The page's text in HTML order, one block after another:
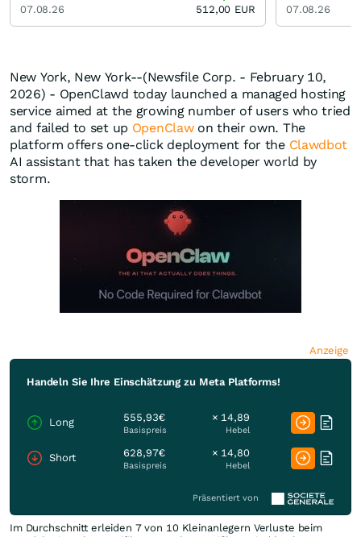
New York, New York--(Newsfile Corp. - February 10,
2026) - OpenClawd today launched a managed hosting
service aimed at the growing number of users who tried
and failed to set up OpenClawon their own. The
platform offers one-click deployment for the Clawdbot
AI assistant that has taken the developer world by
storm.
Anzeige
Handeln Sie Ihre Einschätzung zu Meta Platforms!
Long 555,93€
Basispreis
× 14,89
Hebel
Short 628,97€
Basispreis
× 14,80
Hebel
Präsentiert von
Im Durchschnitt erleiden 7 von 10 Kleinanlegern Verluste beim
07.08.26
512,00 EUR
07.08.26